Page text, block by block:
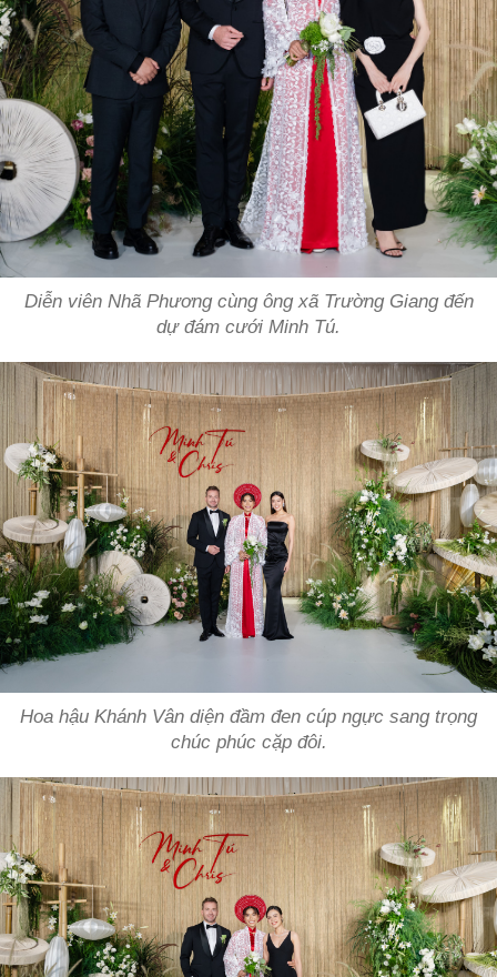
Diễn viên Nhã Phương cùng ông xã Trường Giang đến
dự đám cưới Minh Tú.
Hoa hậu Khánh Vân diện đầm đen cúp ngực sang trọng
chúc phúc cặp đôi.